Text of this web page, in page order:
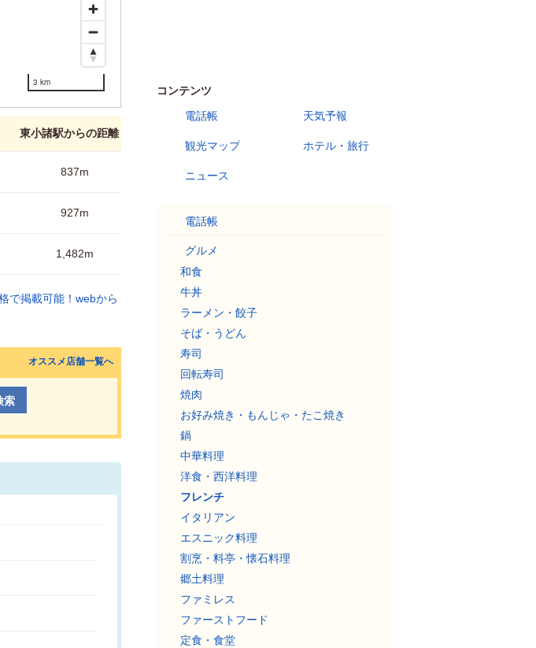
3 km
東小諸駅からの距離
837m
927m
1,482m
オススメ店舗一覧へ
コンテンツ
電話帳
天気予報
観光マップ ホテル・旅行
ニュース
電話帳
グルメ
和食
牛丼
ラーメン・餃子
そば・うどん
寿司
回転寿司
焼肉
お好み焼き・もんじゃ・たこ焼き
鍋
中華料理
洋食・西洋料理
フレンチ
イタリアン
エスニック料理
割烹・料亭・懐石料理
郷土料理
ファミレス
ファーストフード
定食・食堂